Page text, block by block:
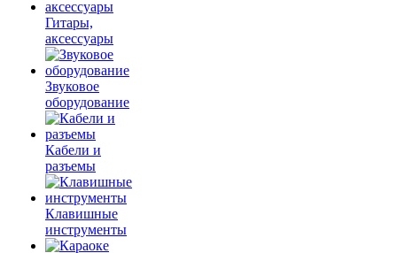
Гитары,
аксессуары
Звуковое
оборудование
Кабели и
разъемы
Клавишные
инструменты